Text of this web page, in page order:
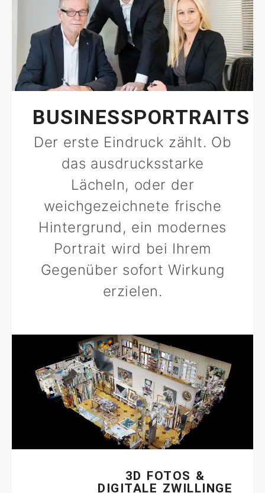
BUSINESSPORTRAITS
Der erste Eindruck zählt. Ob
das ausdrucksstarke
Lächeln, oder der
weichgezeichnete frische
Hintergrund, ein modernes
Portrait wird bei Ihrem
Gegenüber sofort Wirkung
erzielen.
3D FOTOS &
DIGITALE ZWILLINGE